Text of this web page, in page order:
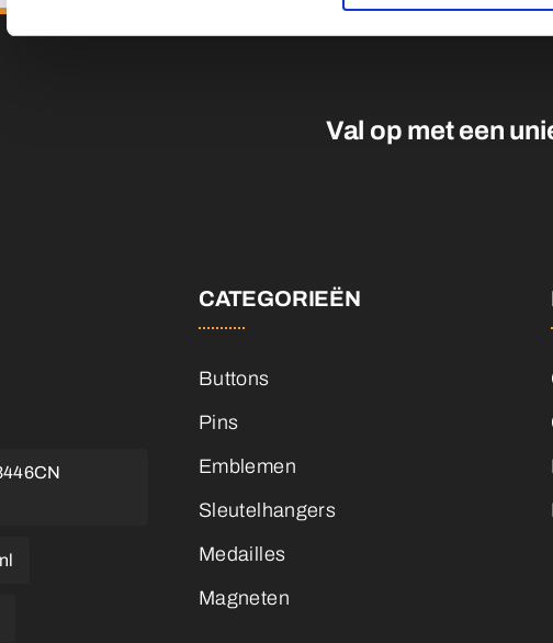
Val op met een
CATEGORIEËN
Buttons
Pins
Emblemen
Sleutelhangers
Medailles
Magneten